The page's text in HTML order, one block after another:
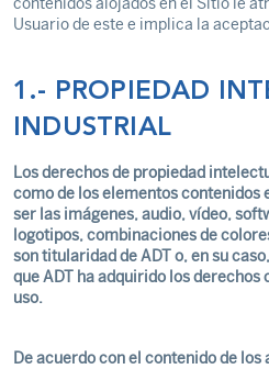
contenidos alojados en el Sitio le
Usuario de este e implica la
1.- PROPIEDAD
INDUSTRIAL
Los derechos de propiedad
como de los elementos contenidos
ser las imágenes, audio, vídeo,
logotipos, combinaciones de
son titularidad de ADT o, en su
que ADT ha adquirido los
uso.
De acuerdo con el contenido de